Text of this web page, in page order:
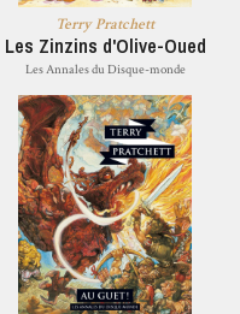
Terry Pratchett
Les Zinzins d'Olive-Oued
Les Annales du Disque-monde